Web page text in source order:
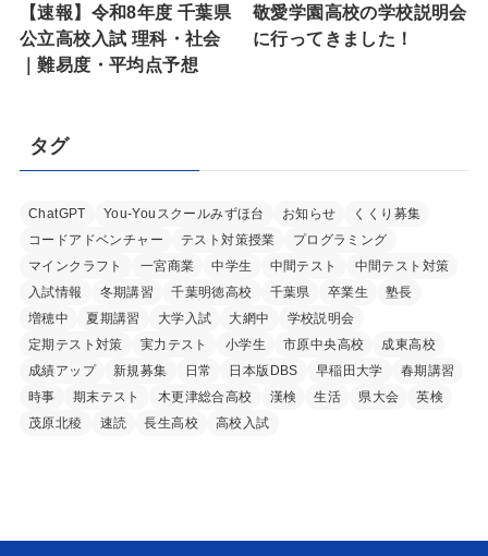
【速報】令和8年度 千葉県
公立高校入試 理科・社会
｜難易度・平均点予想
敬愛学園高校の学校説明会
に行ってきました！
タグ
ChatGPT You-Youスクールみずほ台 お知らせ
くくり募集
コードアドベンチャー
テスト対策授業
プログラミング
マインクラフト
一宮商業 中学生 中間テスト
中間テスト対策
入試情報
冬期講習 千葉明徳高校 千葉県 卒業生
塾長
増穂中
夏期講習 大学入試 大網中
学校説明会
定期テスト対策
実力テスト 小学生 市原中央高校
成東高校
成績アップ
新規募集 日常 日本版DBS 早稲田大学
春期講習
時事
期末テスト 木更津総合高校 漢検 生活 県大会
英検
茂原北稜
速読 長生高校 高校入試